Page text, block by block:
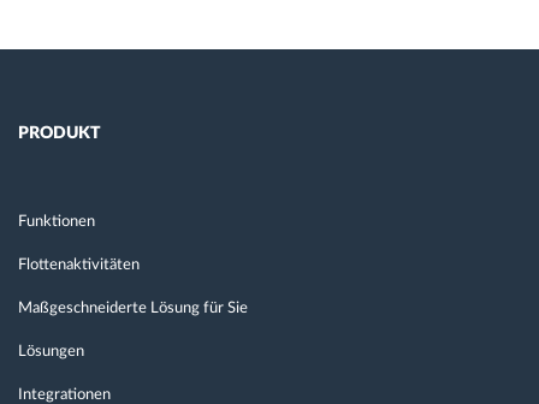
PRODUKT
Funktionen
Flottenaktivitäten
Maßgeschneiderte Lösung für Sie
Lösungen
Integrationen